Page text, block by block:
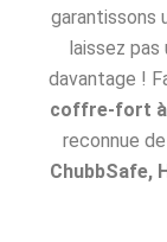
garantissons
laissez
davantage !
coffre-fort à
reconnue
ChubbSafe,